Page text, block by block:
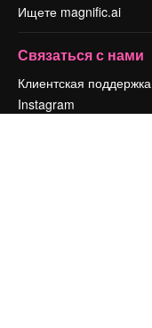
Ищете magnific.ai
Связаться с нами
Клиентская поддержка
Instagram